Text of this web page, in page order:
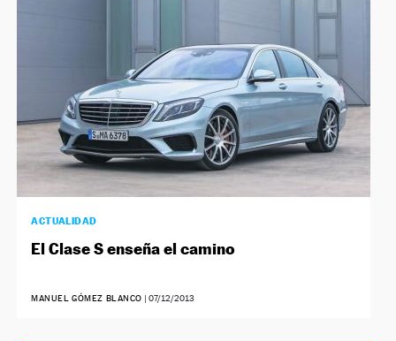
ACTUALIDAD
El Clase S enseña el camino
MANUEL GÓMEZ BLANCO |07/12/2013